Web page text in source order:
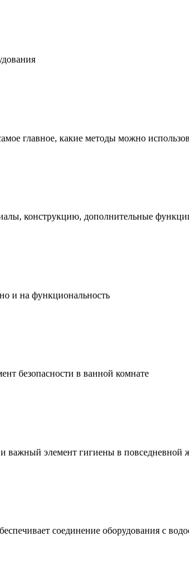
главное, какие методы можно
конструкцию, дополнительные
и на функциональность
безопасности в ванной комнате
важный элемент гигиены в повседневной
соединение оборудования с